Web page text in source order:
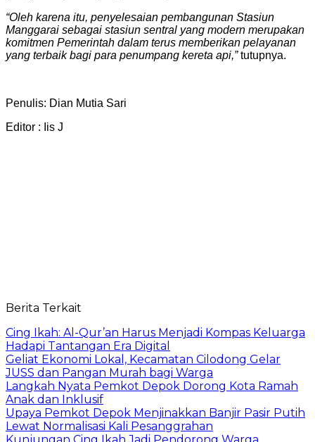
“Oleh karena itu, penyelesaian pembangunan Stasiun
Manggarai sebagai stasiun sentral yang modern merupakan
komitmen Pemerintah dalam terus memberikan pelayanan
yang terbaik bagi para penumpang kereta api,”tutupnya.
Penulis: Dian Mutia Sari
Editor : Iis J
Berita Terkait
Cing Ikah: Al-Qur’an Harus Menjadi Kompas Keluarga
Hadapi Tantangan Era Digital
Geliat Ekonomi Lokal, Kecamatan Cilodong Gelar
JUSS dan Pangan Murah bagi Warga
Langkah Nyata Pemkot Depok Dorong Kota Ramah
Anak dan Inklusif
Upaya Pemkot Depok Menjinakkan Banjir Pasir Putih
Lewat Normalisasi Kali Pesanggrahan